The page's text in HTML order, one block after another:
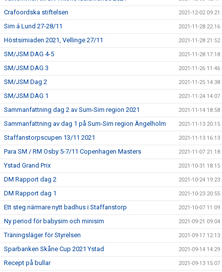
Crafoordska stiftelsen 2021-12-02 09:21
Sim á Lund 27-28/11 2021-11-28 22:16
Höstsimiaden 2021, Vellinge 27/11 2021-11-28 21:52
SM/JSM DAG 4-5 2021-11-28 17:18
SM/JSM DAG 3 2021-11-26 11:46
SM/JSM Dag 2 2021-11-25 14:38
SM/JSM DAG 1 2021-11-24 14:07
Sammanfattning dag 2 av Sum-Sim region 2021 2021-11-14 18:58
Sammanfattning av dag 1 på Sum-Sim region Ängelholm 2021-11-13 20:15
Staffanstorpscupen 13/11 2021 2021-11-13 16:13
Para SM / RM Osby 5-7/11 Copenhagen Masters 2021-11-07 21:18
Ystad Grand Prix 2021-10-31 18:15
DM Rapport dag 2 2021-10-24 19:23
DM Rapport dag 1 2021-10-23 20:55
Ett steg närmare nytt badhus i Staffanstorp 2021-10-07 11:09
Ny period för babysim och minisim 2021-09-21 09:04
Träningsläger för Styrelsen 2021-09-17 12:13
Sparbanken Skåne Cup 2021 Ystad 2021-09-14 14:29
Recept på bullar 2021-09-13 15:07